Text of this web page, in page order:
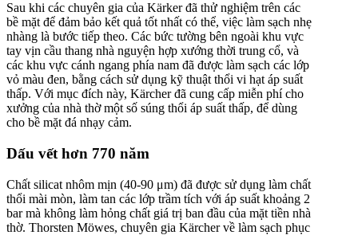
Sau khi các chuyên gia của Kärker đã thử nghiệm trên các
bề mặt để đảm bảo kết quả tốt nhất có thể, việc làm sạch nhẹ
nhàng là bước tiếp theo. Các bức tường bên ngoài khu vực
tay vịn cầu thang nhà nguyện hợp xướng thời trung cổ, và
các khu vực cánh ngang phía nam đã được làm sạch các lớp
vỏ màu đen, bằng cách sử dụng kỹ thuật thổi vi hạt áp suất
thấp. Với mục đích này, Kärcher đã cung cấp miễn phí cho
xưởng của nhà thờ một số súng thổi áp suất thấp, để dùng
cho bề mặt đá nhạy cảm.
Dấu vết hơn 770 năm
Chất silicat nhôm mịn (40-90 μm) đã được sử dụng làm chất
thổi mài mòn, làm tan các lớp trầm tích với áp suất khoảng 2
bar mà không làm hỏng chất giá trị ban đầu của mặt tiền nhà
thờ. Thorsten Möwes, chuyên gia Kärcher về làm sạch phục